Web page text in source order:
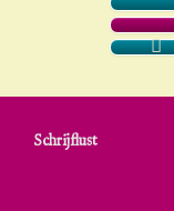
Schrijflust